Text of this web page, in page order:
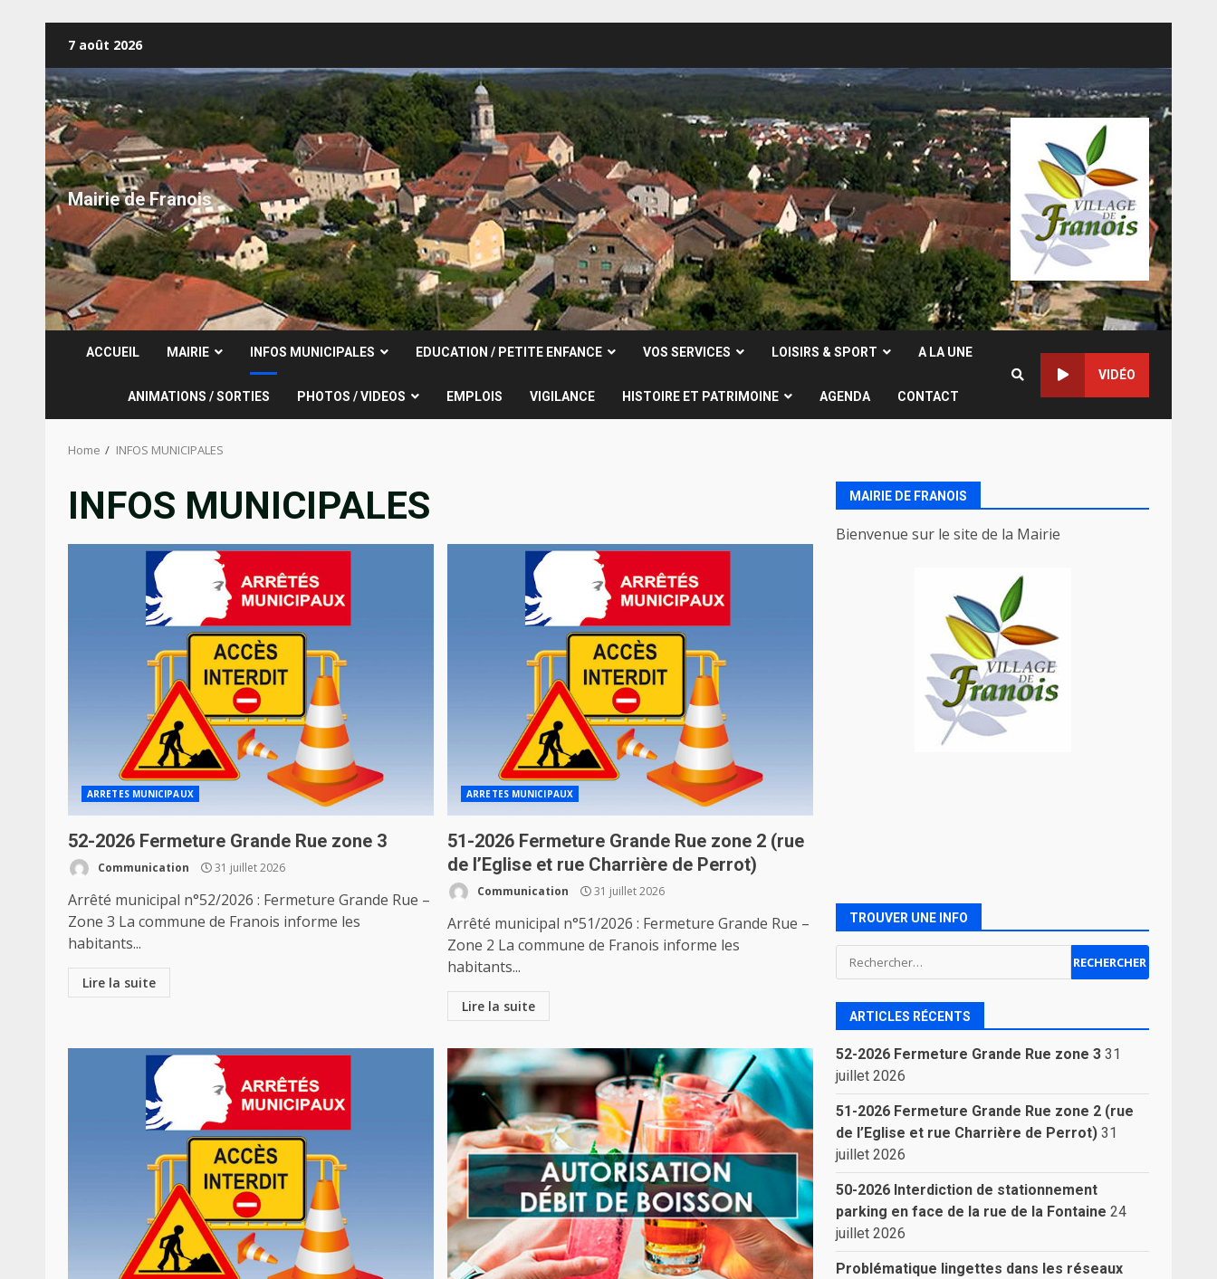
content
7 août 2026
Mairie de Franois
ACCUEIL MAIRIE INFOS MUNICIPALES EDUCATION / PETITE ENFANCE VOS SERVICES LOISIRS & SPORT A LA UNE
ANIMATIONS / SORTIES PHOTOS / VIDEOS EMPLOIS VIGILANCE HISTOIRE ET PATRIMOINE AGENDA CONTACT
VIDÉO
Home INFOS MUNICIPALES
INFOS MUNICIPALES
ARRETES MUNICIPAUX
52-2026 Fermeture Grande Rue zone 3
Communication 31 juillet 2026
Arrêté municipal n°52/2026 : Fermeture Grande Rue –
Zone 3 La commune de Franois informe les
habitants...
Lire la suite
ARRETES MUNICIPAUX
51-2026 Fermeture Grande Rue zone 2 (rue
de l’Eglise et rue Charrière de Perrot)
Communication 31 juillet 2026
Arrêté municipal n°51/2026 : Fermeture Grande Rue –
Zone 2 La commune de Franois informe les
habitants...
Lire la suite
MAIRIE DE FRANOIS
Bienvenue sur le site de la Mairie
TROUVER UNE INFO
Rechercher :
ARTICLES RÉCENTS
52-2026 Fermeture Grande Rue zone 3 31
juillet 2026
51-2026 Fermeture Grande Rue zone 2 (rue
de l’Eglise et rue Charrière de Perrot) 31
juillet 2026
50-2026 Interdiction de stationnement
parking en face de la rue de la Fontaine 24
juillet 2026
Problématique lingettes dans les réseaux